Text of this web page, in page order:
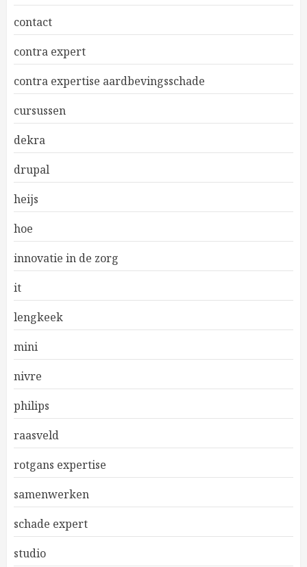
contact
contra expert
contra expertise aardbevingsschade
cursussen
dekra
drupal
heijs
hoe
innovatie in de zorg
it
lengkeek
mini
nivre
philips
raasveld
rotgans expertise
samenwerken
schade expert
studio